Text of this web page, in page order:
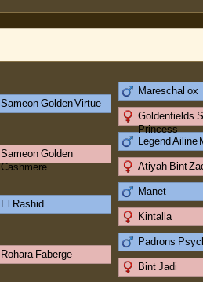
Sameon Golden Virtue
Mareschal ox
Goldenfields
Princess
Sameon Golden
Cashmere
Legend Ailine
Atiyah Bint
El Rashid
Manet
Kintalla
Rohara Faberge
Padrons
Bint Jadi